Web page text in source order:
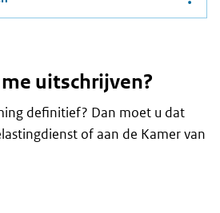
uitschrijven?
definitief? Dan moet u dat
of aan de Kamer van